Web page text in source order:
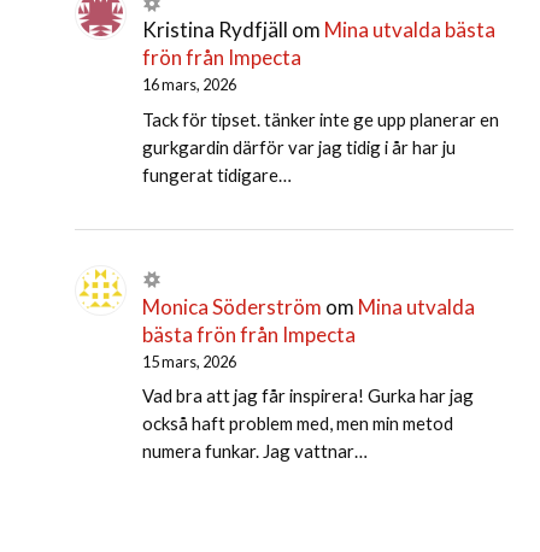
Kristina Rydfjäll om Mina utvalda bästa
frön från Impecta
16 mars, 2026
Tack för tipset. tänker inte ge upp planerar en
gurkgardin därför var jag tidig i år har ju
fungerat tidigare…
Monica Söderström om Mina utvalda
bästa frön från Impecta
15 mars, 2026
Vad bra att jag får inspirera! Gurka har jag
också haft problem med, men min metod
numera funkar. Jag vattnar…